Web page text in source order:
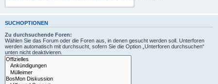
SUCHOPTIONEN
Zu durchsuchende Foren:
Wählen Sie das Forum oder die Foren aus, in denen gesucht werden soll. Unterforen
werden automatisch mit durchsucht, sofern Sie die Option „Unterforen durchsuchen“
unten nicht deaktivieren.